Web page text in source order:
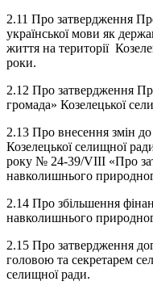
2.11 Про затвердження
української мови як
життя на території
роки.
2.12 Про затвердження
громада» Козелецької
2.13 Про внесення змін до
Козелецької селищної
року № 24-39/VIII «Про
навколишнього
2.14 Про збільшення
навколишнього
2.15 Про затвердження
головою та секретарем
селищної ради.